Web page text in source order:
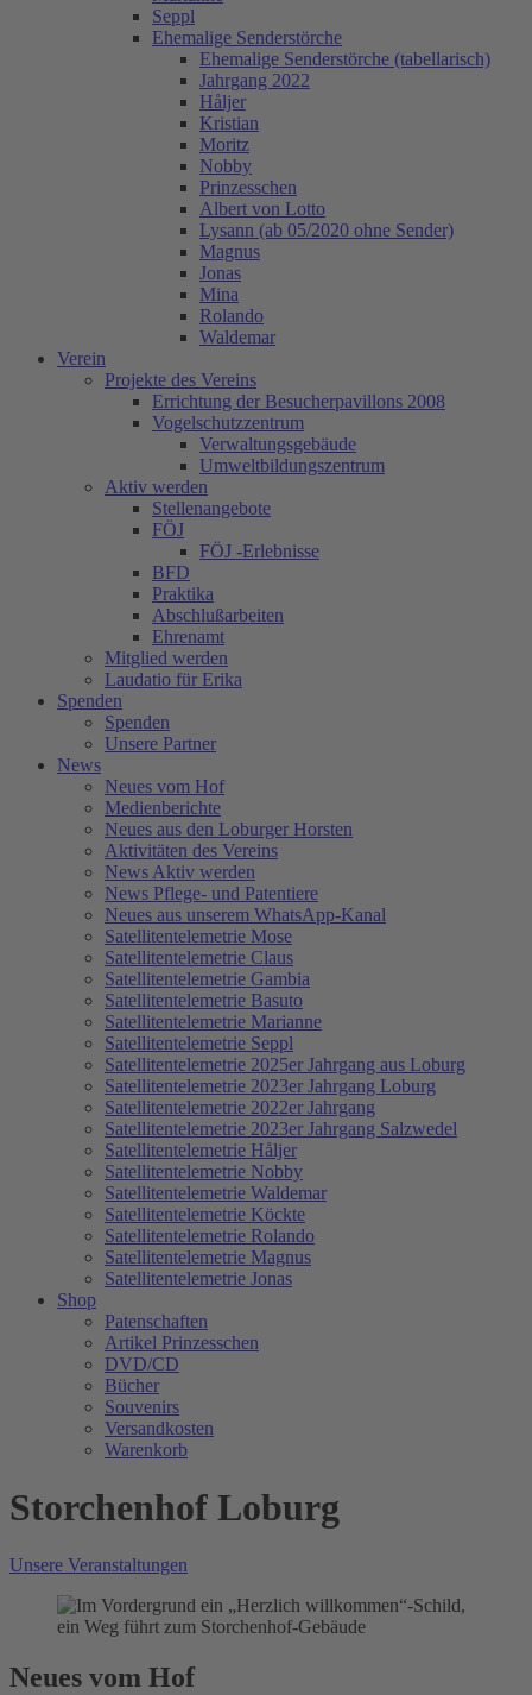
Seppl
Ehemalige Senderstörche
Ehemalige Senderstörche (tabellarisch)
Jahrgang 2022
Håljer
Kristian
Moritz
Nobby
Prinzesschen
Albert von Lotto
Lysann (ab 05/2020 ohne Sender)
Magnus
Jonas
Mina
Rolando
Waldemar
Verein
Projekte des Vereins
Errichtung der Besucherpavillons 2008
Vogelschutzzentrum
Verwaltungsgebäude
Umweltbildungszentrum
Aktiv werden
Stellenangebote
FÖJ
FÖJ -Erlebnisse
BFD
Praktika
Abschlußarbeiten
Ehrenamt
Mitglied werden
Laudatio für Erika
Spenden
Spenden
Unsere Partner
News
Neues vom Hof
Medienberichte
Neues aus den Loburger Horsten
Aktivitäten des Vereins
News Aktiv werden
News Pflege- und Patentiere
Neues aus unserem WhatsApp-Kanal
Satellitentelemetrie Mose
Satellitentelemetrie Claus
Satellitentelemetrie Gambia
Satellitentelemetrie Basuto
Satellitentelemetrie Marianne
Satellitentelemetrie Seppl
Satellitentelemetrie 2025er Jahrgang aus Loburg
Satellitentelemetrie 2023er Jahrgang Loburg
Satellitentelemetrie 2022er Jahrgang
Satellitentelemetrie 2023er Jahrgang Salzwedel
Satellitentelemetrie Håljer
Satellitentelemetrie Nobby
Satellitentelemetrie Waldemar
Satellitentelemetrie Köckte
Satellitentelemetrie Rolando
Satellitentelemetrie Magnus
Satellitentelemetrie Jonas
Shop
Patenschaften
Artikel Prinzesschen
DVD/CD
Bücher
Souvenirs
Versandkosten
Warenkorb
Storchenhof Loburg
Unsere Veranstaltungen
Neues vom Hof